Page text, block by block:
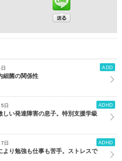
ADD
細菌の関係性
日 ADHD
しい発達障害の息子。特別支援学級
日 ADHD
より勉強も仕事も苦手。ストレスで